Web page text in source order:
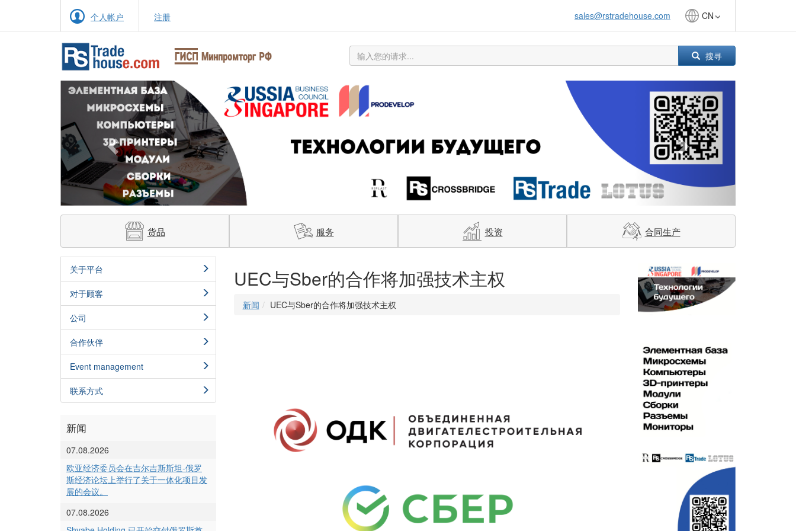
个人帐户 注册 sales@rstradehouse.com CN
搜寻
Previous Next
货品 服务 投资 合同生产
关于平台
对于顾客
公司
合作伙伴
Event management
联系方式
新闻
07.08.2026
欧亚经济委员会在吉尔吉斯斯坦-俄罗
斯经济论坛上举行了关于一体化项目发
展的会议。
07.08.2026
UEC与Sber的合作将加强技术主权
新闻 UEC与Sber的合作将加强技术主权